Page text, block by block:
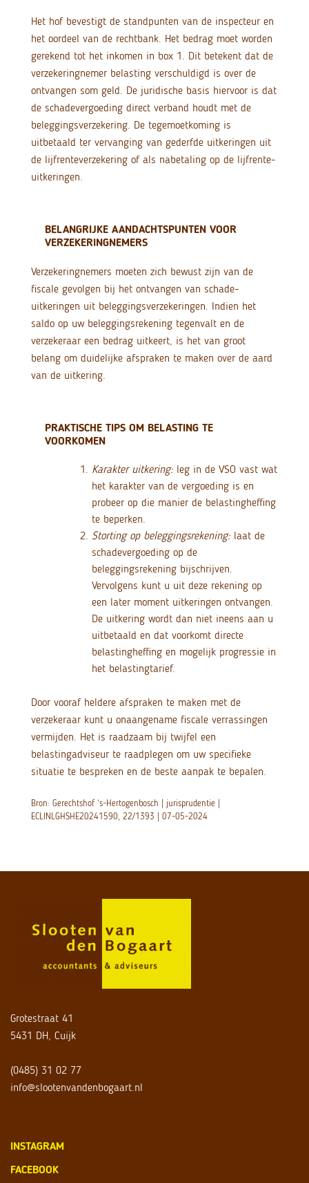
Het hof bevestigt de standpunten van de inspecteur en
het oordeel van de rechtbank. Het bedrag moet worden
gerekend tot het inkomen in box 1. Dit betekent dat de
verzekeringnemer belasting verschuldigd is over de
ontvangen som geld. De juridische basis hiervoor is dat
de schadevergoeding direct verband houdt met de
beleggingsverzekering. De tegemoetkoming is
uitbetaald ter vervanging van gederfde uitkeringen uit
de lijfrenteverzekering of als nabetaling op de lijfrente-
uitkeringen.
BELANGRIJKE AANDACHTSPUNTEN VOOR
VERZEKERINGNEMERS
Verzekeringnemers moeten zich bewust zijn van de
fiscale gevolgen bij het ontvangen van schade-
uitkeringen uit beleggingsverzekeringen. Indien het
saldo op uw beleggingsrekening tegenvalt en de
verzekeraar een bedrag uitkeert, is het van groot
belang om duidelijke afspraken te maken over de aard
van de uitkering.
PRAKTISCHE TIPS OM BELASTING TE
VOORKOMEN
Karakter uitkering:leg in de VSO vast wat
het karakter van de vergoeding is en
probeer op die manier de belastingheffing
te beperken.
Storting op beleggingsrekening: laat de
schadevergoeding op de
beleggingsrekening bijschrijven.
Vervolgens kunt u uit deze rekening op
een later moment uitkeringen ontvangen.
De uitkering wordt dan niet ineens aan u
uitbetaald en dat voorkomt directe
belastingheffing en mogelijk progressie in
het belastingtarief.
Door vooraf heldere afspraken te maken met de
verzekeraar kunt u onaangename fiscale verrassingen
vermijden. Het is raadzaam bij twijfel een
belastingadviseur te raadplegen om uw specifieke
situatie te bespreken en de beste aanpak te bepalen.
Bron: Gerechtshof ‘s-Hertogenbosch | jurisprudentie |
ECLINLGHSHE20241590, 22/1393 | 07-05-2024
Grotestraat 41
5431 DH, Cuijk
(0485) 31 02 77
info@slootenvandenbogaart.nl
INSTAGRAM
FACEBOOK